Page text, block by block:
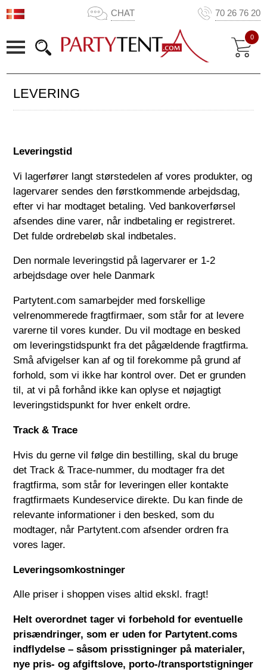
CHAT 70 26 76 20
0
LEVERING
Leveringstid
Vi lagerfører langt størstedelen af vores produkter, og
lagervarer sendes den førstkommende arbejdsdag,
efter vi har modtaget betaling. Ved bankoverførsel
afsendes dine varer, når indbetaling er registreret.
Det fulde ordrebeløb skal indbetales.
Den normale leveringstid på lagervarer er 1-2
arbejdsdage over hele Danmark
Partytent.com samarbejder med forskellige
velrenommerede fragtfirmaer, som står for at levere
varerne til vores kunder. Du vil modtage en besked
om leveringstidspunkt fra det pågældende fragtfirma.
Små afvigelser kan af og til forekomme på grund af
forhold, som vi ikke har kontrol over. Det er grunden
til, at vi på forhånd ikke kan oplyse et nøjagtigt
leveringstidspunkt for hver enkelt ordre.
Track & Trace
Hvis du gerne vil følge din bestilling, skal du bruge
det Track & Trace-nummer, du modtager fra det
fragtfirma, som står for leveringen eller kontakte
fragtfirmaets Kundeservice direkte. Du kan finde de
relevante informationer i den besked, som du
modtager, når Partytent.com afsender ordren fra
vores lager.
Leveringsomkostninger
Alle priser i shoppen vises altid ekskl. fragt!
Helt overordnet tager vi forbehold for eventuelle
prisændringer, som er uden for Partytent.coms
indflydelse – såsom prisstigninger på materialer,
nye pris- og afgiftslove, porto-/transportstigninger